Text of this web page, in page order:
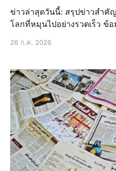
ข่าวล่าสุดวันนี้: สรุปข่าวสำคัญ
โลกที่หมุนไปอย่างรวดเร็ว ข้
สิ่งจำเป็นอย่างยิ่ง ไม่ใช่แค่เพื
26 ก.ค. 2026